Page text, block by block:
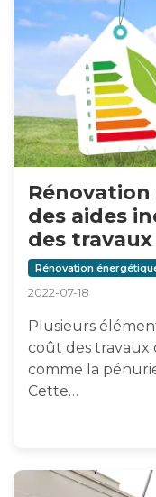
des aides
des travaux
Rénovation
2022-07-18
Plusieurs
coût des
comme la
Cette…